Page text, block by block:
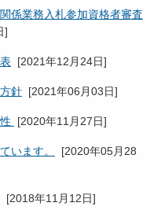
係業務入札参加資格者審査
]
[2021年12月24日]
針 [2021年06月03日]
[2020年11月27日]
います。 [2020年05月28
[2018年11月12日]